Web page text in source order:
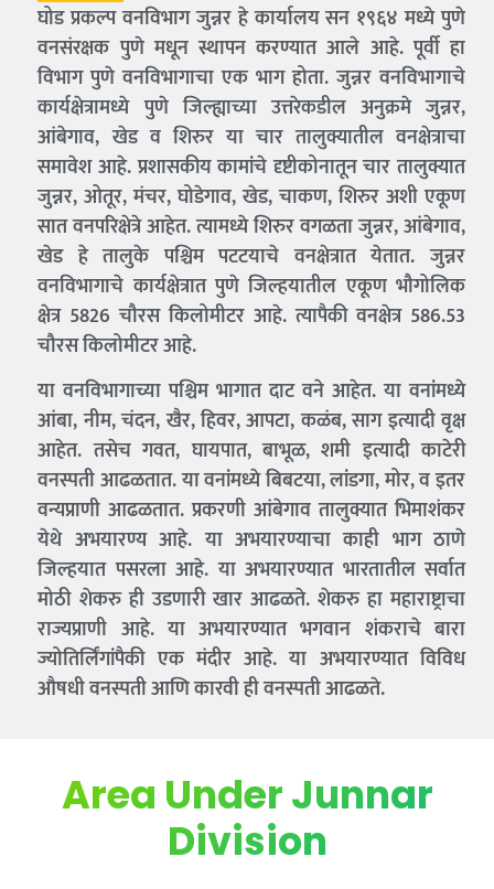
घोड प्रकल्प वनविभाग जुन्नर हे कार्यालय सन १९६४ मध्ये पुणे
वनसंरक्षक पुणे मधून स्थापन करण्यात आले आहे. पूर्वी हा
विभाग पुणे वनविभागाचा एक भाग होता. जुन्नर वनविभागाचे
कार्यक्षेत्रामध्ये पुणे जिल्ह्याच्या उत्तरेकडील अनुक्रमे जुन्नर,
आंबेगाव, खेड व शिरुर या चार तालुक्यातील वनक्षेत्राचा
समावेश आहे. प्रशासकीय कामांचे दृष्टीकोनातून चार तालुक्यात
जुन्नर, ओतूर, मंचर, घोडेगाव, खेड, चाकण, शिरुर अशी एकूण
सात वनपरिक्षेत्रे आहेत. त्यामध्ये शिरुर वगळता जुन्नर, आंबेगाव,
खेड हे तालुके पश्चिम पटटयाचे वनक्षेत्रात येतात. जुन्नर
वनविभागाचे कार्यक्षेत्रात पुणे जिल्हयातील एकूण भौगोलिक
क्षेत्र 5826 चौरस किलोमीटर आहे. त्यापैकी वनक्षेत्र 586.53
चौरस किलोमीटर आहे.
या वनविभागाच्या पश्चिम भागात दाट वने आहेत. या वनांमध्ये
आंबा, नीम, चंदन, खैर, हिवर, आपटा, कळंब, साग इत्यादी वृक्ष
आहेत. तसेच गवत, घायपात, बाभूळ, शमी इत्यादी काटेरी
वनस्पती आढळतात. या वनांमध्ये बिबटया, लांडगा, मोर, व इतर
वन्यप्राणी आढळतात. प्रकरणी आंबेगाव तालुक्यात भिमाशंकर
येथे अभयारण्य आहे. या अभयारण्याचा काही भाग ठाणे
जिल्हयात पसरला आहे. या अभयारण्यात भारतातील सर्वात
मोठी शेकरु ही उडणारी खार आढळते. शेकरु हा महाराष्ट्राचा
राज्यप्राणी आहे. या अभयारण्यात भगवान शंकराचे बारा
ज्योतिर्लिंगांपैकी एक मंदीर आहे. या अभयारण्यात विविध
औषधी वनस्पती आणि कारवी ही वनस्पती आढळते.
Area Under Junnar
Division